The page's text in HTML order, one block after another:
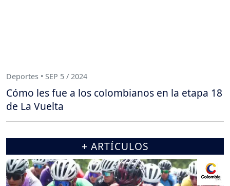
Deportes • SEP 5 / 2024
Cómo les fue a los colombianos en la etapa 18
de La Vuelta
+ ARTÍCULOS